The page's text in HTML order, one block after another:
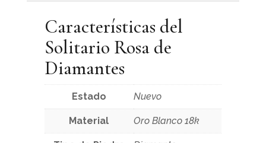
Características del
Solitario Rosa de
Diamantes
Estado Nuevo
Material Oro Blanco 18k